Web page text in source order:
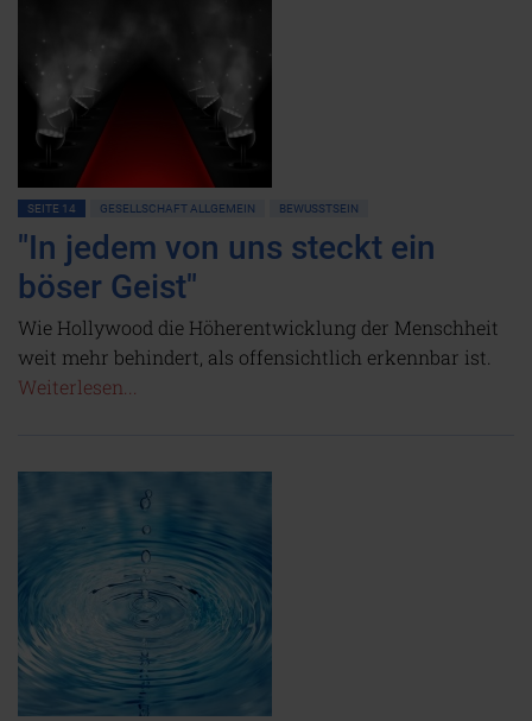
SEITE 14 GESELLSCHAFT ALLGEMEIN BEWUSSTSEIN
"In jedem von uns steckt ein
böser Geist"
Wie Hollywood die Höherentwicklung der Menschheit
weit mehr behindert, als offensichtlich erkennbar ist.
Weiterlesen...